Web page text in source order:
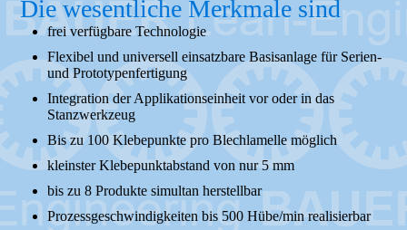
Die wesentliche Merkmale sind
frei verfügbare Technologie
Flexibel und universell einsatzbare Basisanlage für Serien-
und Prototypenfertigung
Integration der Applikationseinheit vor oder in das
Stanzwerkzeug
Bis zu 100 Klebepunkte pro Blechlamelle möglich
kleinster Klebepunktabstand von nur 5 mm
bis zu 8 Produkte simultan herstellbar
Prozessgeschwindigkeiten bis 500 Hübe/min realisierbar